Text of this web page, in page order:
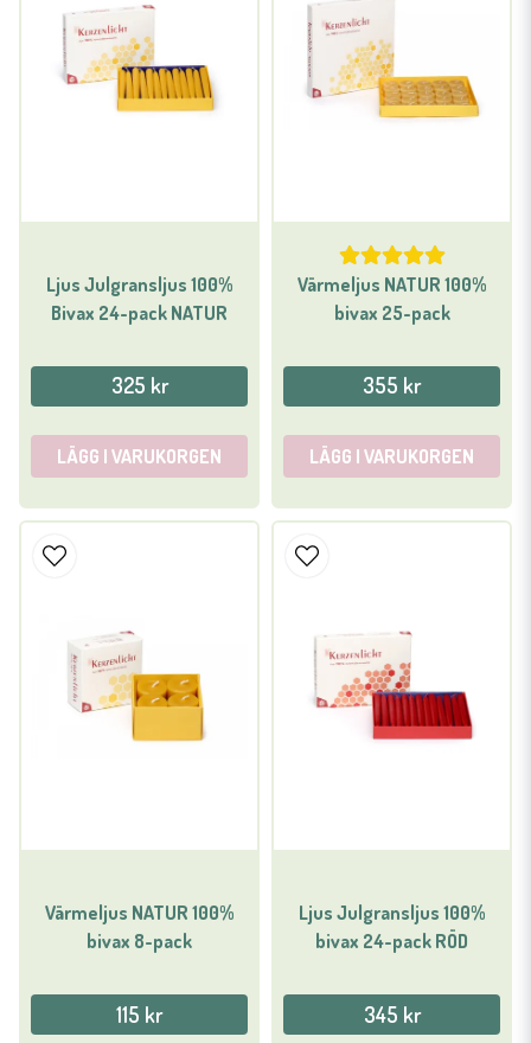
Ljus Julgransljus 100%
Bivax 24-pack NATUR
325 kr
LÄGG I VARUKORGEN
Värmeljus NATUR 100%
bivax 25-pack
355 kr
LÄGG I VARUKORGEN
Värmeljus NATUR 100%
bivax 8-pack
115 kr
Ljus Julgransljus 100%
bivax 24-pack RÖD
345 kr